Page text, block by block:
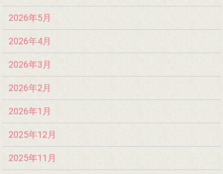
2026年5月
2026年4月
2026年3月
2026年2月
2026年1月
2025年12月
2025年11月